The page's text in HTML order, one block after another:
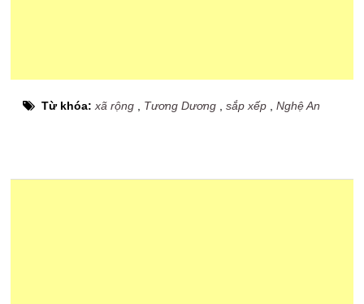
Từ khóa:xã rộng Tương Dương ,sắp xếp ,Nghệ An